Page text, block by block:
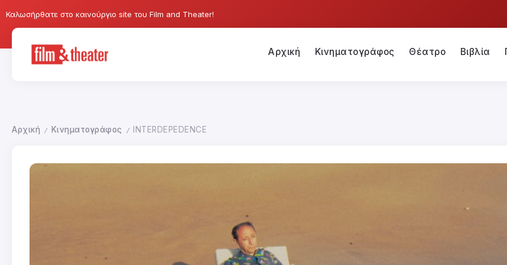
Καλωσήρθατε στο καινούργιο site του Film and Theater!
Αρχική Κινηματογράφος Θέατρο Βιβλία
Αρχική / Κινηματογράφος / INTERDEPEDENCE